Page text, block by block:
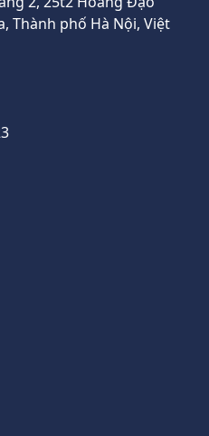
Thành phố Hà Nội, Việt